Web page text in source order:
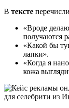
В тексте
«Вроде
получаются
«Какой бы
лапки».
«Когда я
кожа